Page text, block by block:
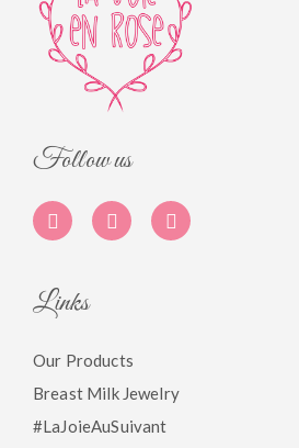
Follow us
Links
Our Products
Breast Milk Jewelry
#LaJoieAuSuivant